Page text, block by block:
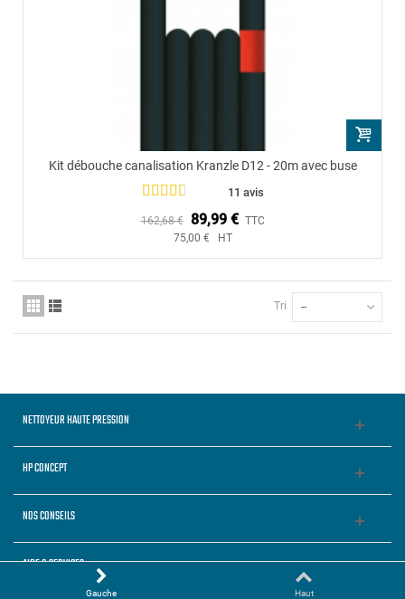
Kit débouche canalisation Kranzle D12 - 20m avec buse
11 avis
162,68 € 89,99 € TTC
75,00 € HT
Tri --
NETTOYEUR HAUTE PRESSION
HP CONCEPT
NOS CONSEILS
AIDE & SERVICES
Gauche Haut